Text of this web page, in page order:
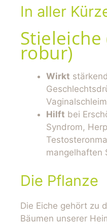
In aller
Stieleiche
robur)
Wirkt
Hilft bei
Syndrom,
mangelhaften
Die Pflanze
Die Eiche gehört zu
Bäumen unserer